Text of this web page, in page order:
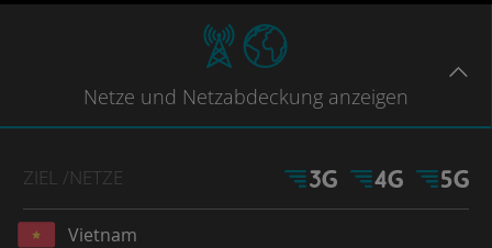
Netze und Netzabdeckung anzeigen
ZIEL /NETZE
Vietnam